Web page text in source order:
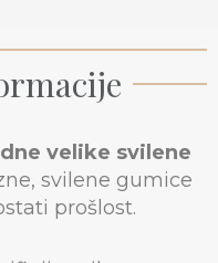
velike svilene
svilene gumice
prošlost.